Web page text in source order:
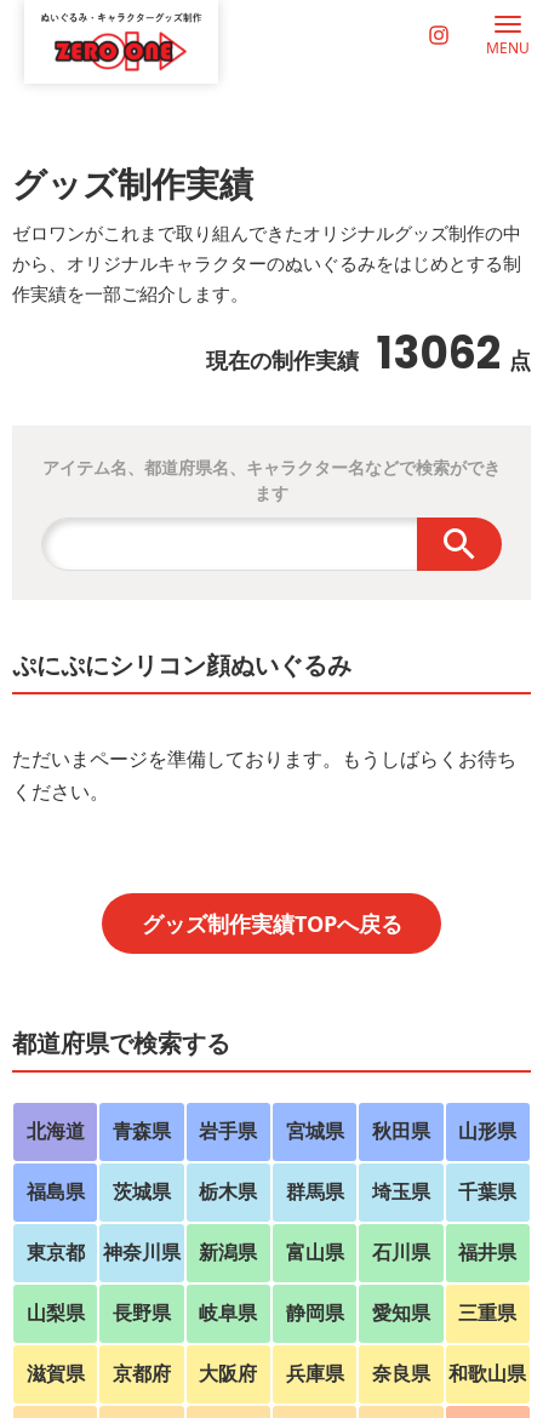
MENU
グッズ制作実績
ゼロワンがこれまで取り組んできたオリジナルグッズ制作の中
から、オリジナルキャラクターのぬいぐるみをはじめとする制
作実績を一部ご紹介します。
現在の制作実績 13062 点
アイテム名、都道府県名、キャラクター名などで検索ができ
ます
ぷにぷにシリコン顔ぬいぐるみ
ただいまページを準備しております。もうしばらくお待ち
ください。
グッズ制作実績TOPへ戻る
都道府県で検索する
北海道 青森県 岩手県 宮城県 秋田県 山形県
福島県 茨城県 栃木県 群馬県 埼玉県 千葉県
東京都 神奈川県 新潟県 富山県 石川県 福井県
山梨県 長野県 岐阜県 静岡県 愛知県 三重県
滋賀県 京都府 大阪府 兵庫県 奈良県 和歌山県